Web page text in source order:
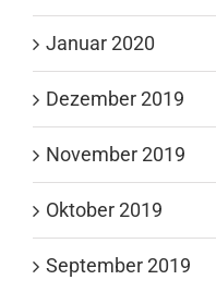
Januar 2020
Dezember 2019
November 2019
Oktober 2019
September 2019